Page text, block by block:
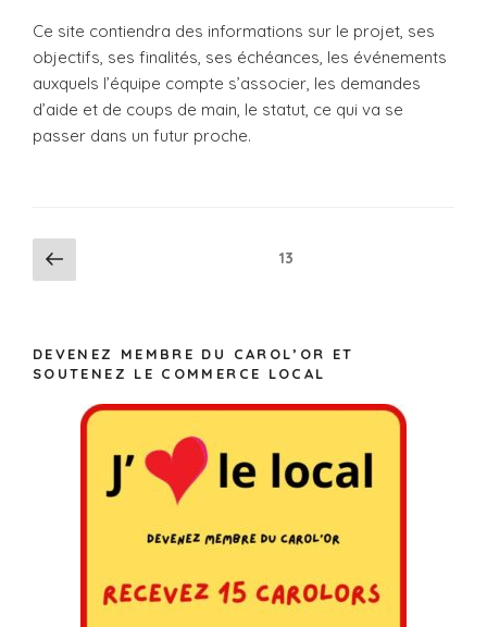
Ce site contiendra des informations sur le projet, ses
objectifs, ses finalités, ses échéances, les événements
auxquels l’équipe compte s’associer, les demandes
d’aide et de coups de main, le statut, ce qui va se
passer dans un futur proche.
13
DEVENEZ MEMBRE DU CAROL’OR ET
SOUTENEZ LE COMMERCE LOCAL